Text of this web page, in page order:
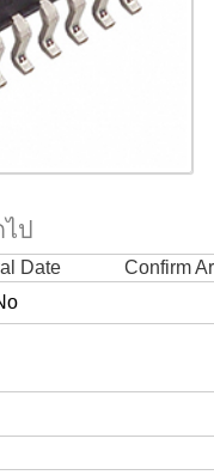
ป
Date
Confirm